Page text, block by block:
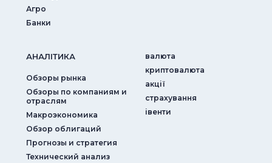
Агро
Банки
АНАЛIТИКА
Обзоры рынка
Обзоры по компаниям и
отраслям
Макроэкономика
Обзор облигаций
Прогнозы и стратегия
Технический анализ
валюта
криптовалюта
акції
страхування
iвенти